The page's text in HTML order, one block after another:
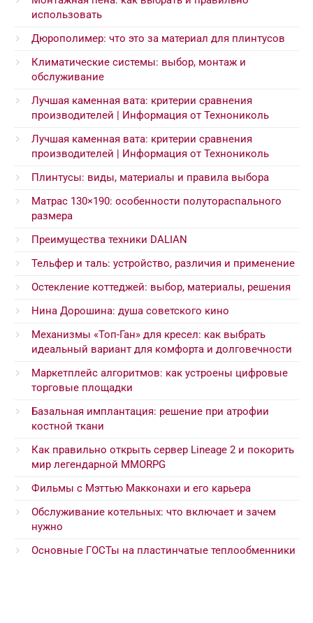
использовать
Дюрополимер: что это за материал для плинтусов
Климатические системы: выбор, монтаж и
обслуживание
Лучшая каменная вата: критерии сравнения
производителей | Информация от Технониколь
Лучшая каменная вата: критерии сравнения
производителей | Информация от Технониколь
Плинтусы: виды, материалы и правила выбора
Матрас 130×190: особенности полутораспального
размера
Преимущества техники DALIAN
Тельфер и таль: устройство, различия и применение
Остекление коттеджей: выбор, материалы, решения
Нина Дорошина: душа советского кино
Механизмы «Топ-Ган» для кресел: как выбрать
идеальный вариант для комфорта и долговечности
Маркетплейс алгоритмов: как устроены цифровые
торговые площадки
Базальная имплантация: решение при атрофии
костной ткани
Как правильно открыть сервер Lineage 2 и покорить
мир легендарной MMORPG
Фильмы с Мэттью Макконахи и его карьера
Обслуживание котельных: что включает и зачем
нужно
Основные ГОСТы на пластинчатые теплообменники